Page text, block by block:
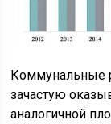
Коммунальные
зачастую
аналогичной